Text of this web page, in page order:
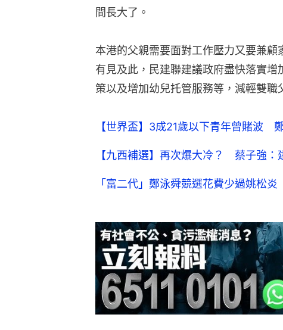
間長大了。
本港的父親需要面對工作壓力又要兼顧
有見及此，民建聯建議政府盡快落實
策以及增加幼兒托管服務等，減輕雙職
【世界盃】3成21歲以下青年曾賭波
【九西補選】再次爆大冷？ 蔡子強：
「富二代」鄭泳舜競選花費少過姚松